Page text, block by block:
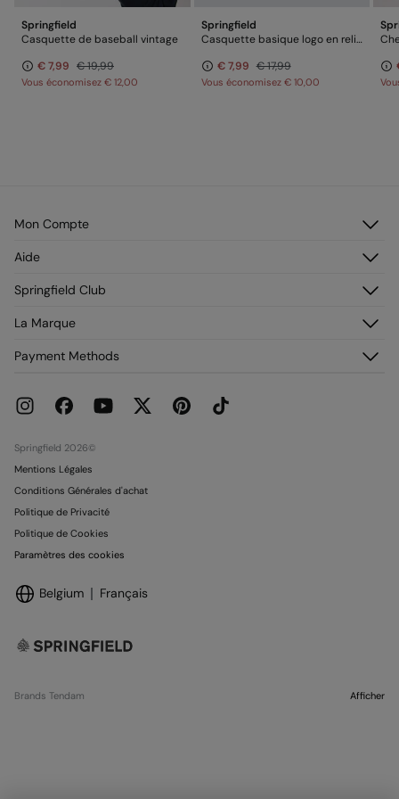
Springfield
Casquette de baseball vintage
€ 7,99 € 19,99
Vous économisez € 12,00
Springfield
Casquette basique logo en relief Springfield
€ 7,99 € 17,99
Vous économisez € 10,00
Mon Compte
Mes adresses
Aide
Foire aux questions
Livraison
Promotions en cours
Carte Cadeau
Springfield Club
Adhérez !
La Marque
Franchises
Emploi
Payment Methods
Springfield 2026©
Mentions Légales
Conditions Générales d'achat
Politique de Privacité
Politique de Cookies
Paramètres des cookies
Belgium Français
Brands Tendam Afficher